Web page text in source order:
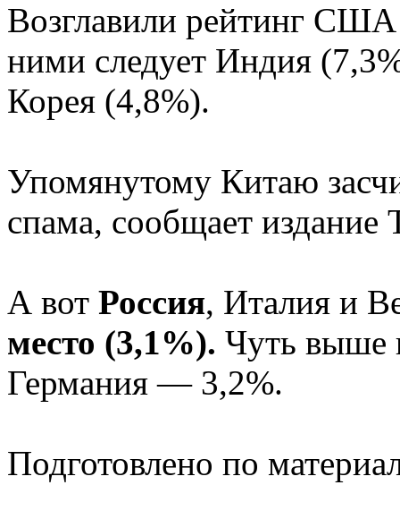
Возглавили рейтинг
ними следует Индия
Корея (4,8%).
Упомянутому Китаю
спама, сообщает издание
А вот Россия, Италия и
место (3,1%). Чуть выше
Германия — 3,2%.
Подготовлено по